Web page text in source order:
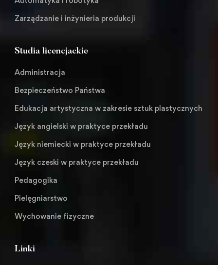
Zarządzanie i inżynieria produkcji
Studia licencjackie
Administracja
Bezpieczeństwo Państwa
Edukacja artystyczna w zakresie sztuk plastycznych
Język angielski w praktyce przekładu
Język niemiecki w praktyce przekładu
Język czeski w praktyce przekładu
Pedagogika
Pielęgniarstwo
Wychowanie fizyczne
Linki